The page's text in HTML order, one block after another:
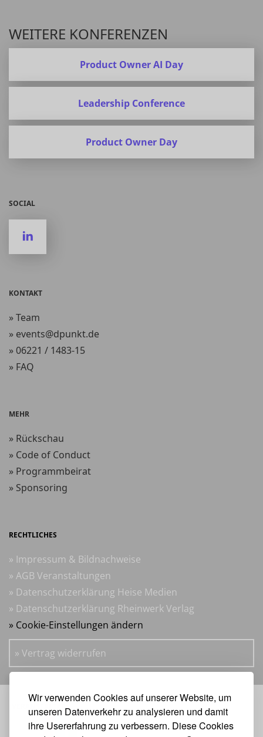
Wir verwenden Cookies auf unserer Website, um
unseren Datenverkehr zu analysieren und damit
ihre Usererfahrung zu verbessern. Diese Cookies
WEITERE KONFERENZEN
Product Owner AI Day
Leadership Conference
Product Owner Day
SOCIAL
KONTAKT
» Team
» events@dpunkt.de
» 06221 / 1483-15
» FAQ
MEHR
» Rückschau
» Code of Conduct
» Programmbeirat
» Sponsoring
RECHTLICHES
» Impressum & Bildnachweise
» AGB Veranstaltungen
» Datenschutzerklärung Heise Medien
» Datenschutzerklärung Rheinwerk Verlag
» Cookie-Einstellungen ändern
» Vertrag widerrufen
VERANSTALTER: